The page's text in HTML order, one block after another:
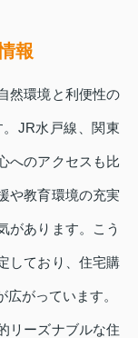
報
然環境と利便性の
JR水戸線、関東
へのアクセスも比
や教育環境の充実
があります。こう
しており、住宅購
がっています。
リーズナブルな住